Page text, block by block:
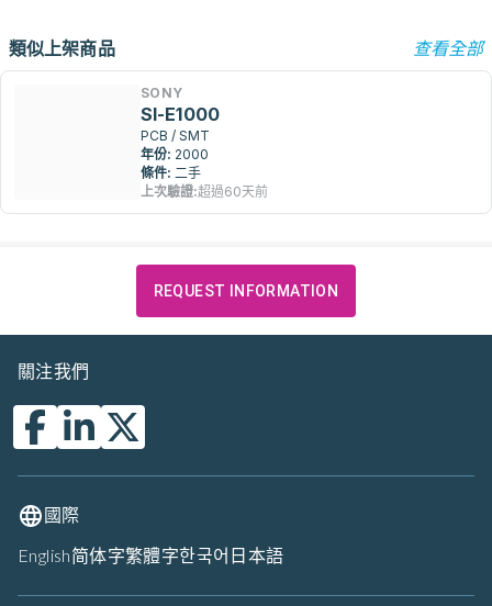
類似上架商品 查看全部
SONY
SI-E1000
PCB / SMT
年份: 2000
條件: 二手
上次驗證:超過60天前
REQUEST INFORMATION
關注我們
國際
English简体字繁體字한국어 日本語